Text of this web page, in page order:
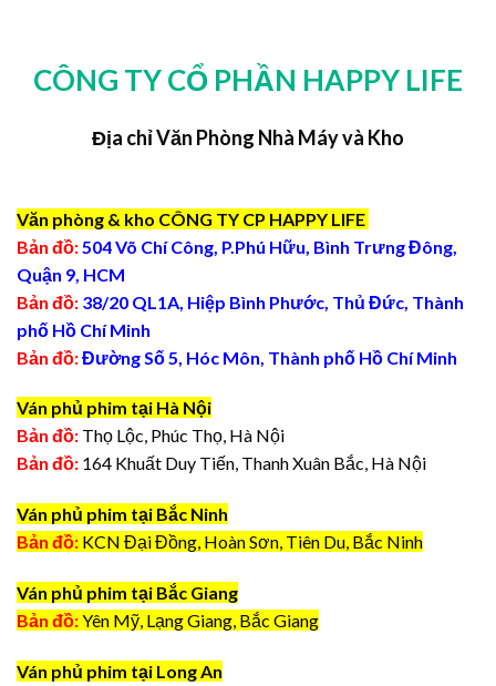
CÔNG TY CỔ PHẦN HAPPY LIFE
Địa chỉ Văn Phòng Nhà Máy và Kho
Văn phòng & kho CÔNG TY CP HAPPY LIFE
Bản đồ: 504 Võ Chí Công, P.Phú Hữu, Bình Trưng Đông,
Quận 9, HCM
Bản đồ: 38/20 QL1A, Hiệp Bình Phước, Thủ Đức, Thành
phố Hồ Chí Minh
Bản đồ:Đường Số 5, Hóc Môn, Thành phố Hồ Chí Minh
Ván phủ phim tại Hà Nội
Bản đồ: Thọ Lộc, Phúc Thọ, Hà Nội
Bản đồ: 164 Khuất Duy Tiến, Thanh Xuân Bắc, Hà Nội
Ván phủ phim tại Bắc Ninh
Bản đồ: KCN Đại Đồng, Hoàn Sơn, Tiên Du, Bắc Ninh
Ván phủ phim tại Bắc Giang
Bản đồ:Yên Mỹ, Lạng Giang, Bắc Giang
Ván phủ phim tại Long An